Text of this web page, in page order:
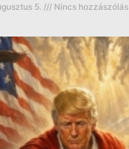
5. Nincs hozzászólás